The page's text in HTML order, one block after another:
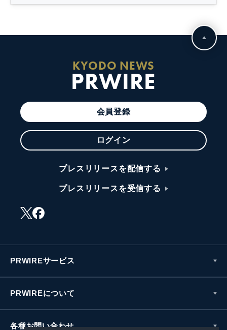
KYODO NEWS
PRWIRE
会員登録
ログイン
プレスリリースを配信する
プレスリリースを受信する
PRWIREサービス
PRWIREについて
各種お問い合わせ